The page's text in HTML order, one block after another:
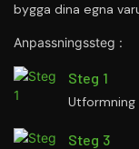
bygga dina egna
Anpassningssteg :
Steg 1
Utformning
Steg 3